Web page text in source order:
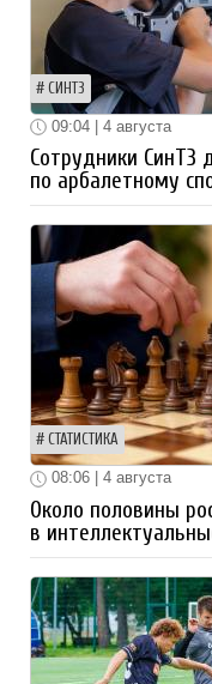
СИНТЗ
09:04 | 4 августа
Сотрудники СинТЗ
по арбалетному
СТАТИСТИКА
08:06 | 4 августа
Около половины
в